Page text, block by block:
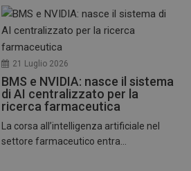
21 Luglio 2026
BMS e NVIDIA: nasce il sistema
di AI centralizzato per la
ricerca farmaceutica
La corsa all’intelligenza artificiale nel
settore farmaceutico entra...
settimane
gestione dell'autenticazione e
personalizzazione
4
settimane
2 giorni
5 mesi 4
settimane
Questo cookie è impostato
tenere traccia delle
video di Youtube incorporati
determinare se il visitatore
utilizzando la nuova o la
dell'interfaccia di Youtube.